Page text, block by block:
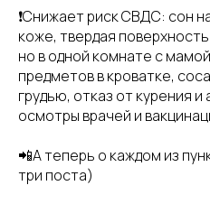
❗️Снижает риск СВДС: сон
коже, твердая
но в одной комнате с
предметов в кроватке,
грудью, отказ от курения
осмотры врачей и
📲А теперь о каждом из
три поста)